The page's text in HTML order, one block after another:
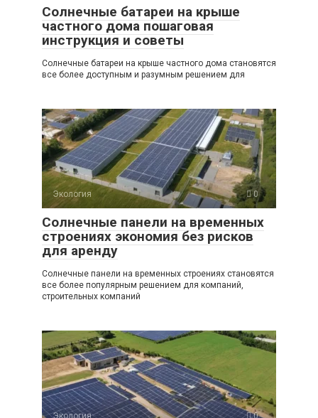
Солнечные батареи на крыше
частного дома пошаговая
инструкция и советы
Солнечные батареи на крыше частного дома становятся
все более доступным и разумным решением для
Экология 0
Солнечные панели на временных
строениях экономия без рисков
для аренду
Солнечные панели на временных строениях становятся
все более популярным решением для компаний,
строительных компаний
Экология 0